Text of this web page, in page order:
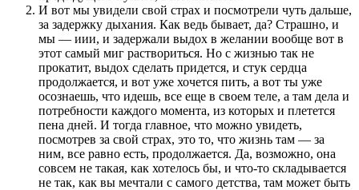
И вот мы увидели свой страх и посмотрели чуть дальше,
за задержку дыхания. Как ведь бывает, да? Страшно, и
мы — иии, и задержали выдох в желании вообще вот в
этот самый миг раствориться. Но с жизнью так не
прокатит, выдох сделать придется, и стук сердца
продолжается, и вот уже хочется пить, а вот ты уже
осознаешь, что идешь, все еще в своем теле, а там дела и
потребности каждого момента, из которых и плетется
пена дней. И тогда главное, что можно увидеть,
посмотрев за свой страх, это то, что жизнь там — за
ним, все равно есть, продолжается. Да, возможно, она
совсем не такая, как хотелось бы, и что-то складывается
не так, как вы мечтали с самого детства, там может быть